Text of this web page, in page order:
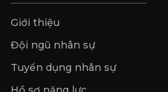
Giới thiệu
Đội ngũ nhân sự
Tuyển dụng nhân sự